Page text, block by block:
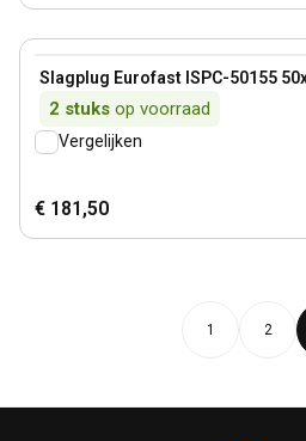
Slagplug Eurofast ISPC-50155
2 stuks op voorraad
View product
Vergelijken
€ 181,50
1 2